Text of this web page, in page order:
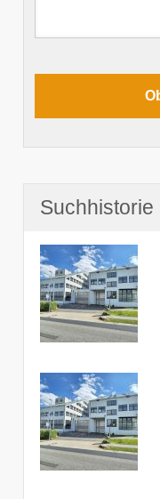
Suchhistorie